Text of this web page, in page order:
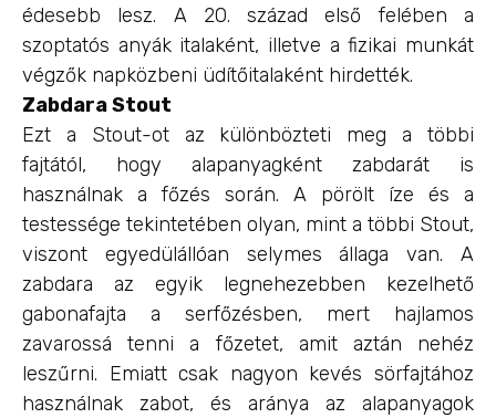
édesebb lesz. A 20. század első felében a
szoptatós anyák italaként, illetve a fizikai munkát
végzők napközbeni üdítőitalaként hirdették.
Zabdara Stout
Ezt a Stout-ot az különbözteti meg a többi
fajtától, hogy alapanyagként zabdarát is
használnak a főzés során. A pörölt íze és a
testessége tekintetében olyan, mint a többi Stout,
viszont egyedülállóan selymes állaga van. A
zabdara az egyik legnehezebben kezelhető
gabonafajta a serfőzésben, mert hajlamos
zavarossá tenni a főzetet, amit aztán nehéz
leszűrni. Emiatt csak nagyon kevés sörfajtához
használnak zabot, és aránya az alapanyagok